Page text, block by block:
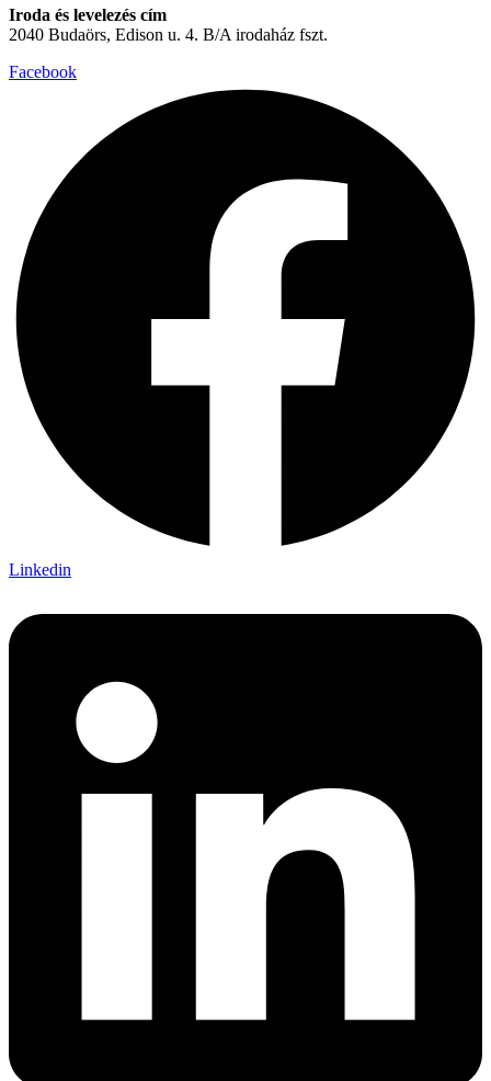
Iroda és levelezés cím
2040 Budaörs, Edison u. 4. B/A irodaház fszt.
Facebook
Linkedin